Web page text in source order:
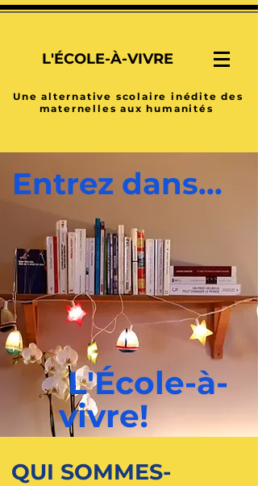
L'ÉCOLE-À-VIVRE
Une alternative scolaire inédite des
maternelles aux humanités
Entrez dans...
L'École-à-
vivre!
QUI SOMMES-